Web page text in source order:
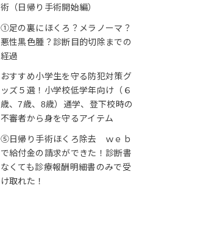
術（日帰り手術開始編）
①足の裏にほくろ？メラノーマ？
悪性黒色腫？診断目的切除までの
経過
おすすめ小学生を守る防犯対策グ
ッズ５選！小学校低学年向け（６
歳、7歳、8歳）通学、登下校時の
不審者から身を守るアイテム
⑤日帰り手術ほくろ除去 ｗｅｂ
で給付金の請求ができた！診断書
なくても診療報酬明細書のみで受
け取れた！